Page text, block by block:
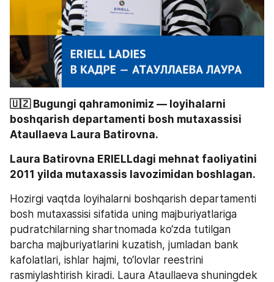
🇺🇿 Bugungi qahramonimiz — loyihalarni
boshqarish departamenti bosh mutaxassisi
Ataullaeva Laura Batirovna.
Laura Batirovna ERIELLdagi mehnat faoliyatini
2011 yilda mutaxassis lavozimidan boshlagan.
Hozirgi vaqtda loyihalarni boshqarish departamenti
bosh mutaxassisi sifatida uning majburiyatlariga
pudratchilarning shartnomada ko‘zda tutilgan
barcha majburiyatlarini kuzatish, jumladan bank
kafolatlari, ishlar hajmi, to‘lovlar reestrini
rasmiylashtirish kiradi. Laura Ataullaeva shuningdek